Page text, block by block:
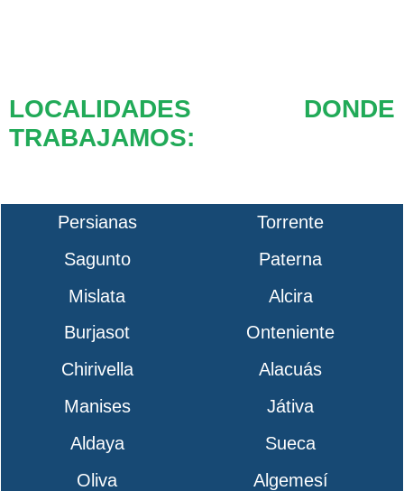
LOCALIDADES DONDE
TRABAJAMOS:
Persianas
Torrente
Sagunto
Paterna
Mislata
Alcira
Burjasot
Onteniente
Chirivella
Alacuás
Manises
Játiva
Aldaya
Sueca
Oliva
Algemesí